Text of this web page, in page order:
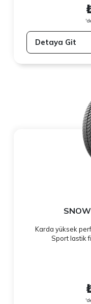
Detaya Git
Karda yüksek
Sport lastik